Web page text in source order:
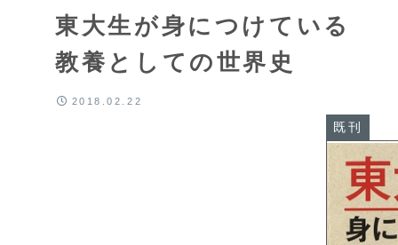
東大生が身につけている
教養としての世界史
既刊
2018.02.22